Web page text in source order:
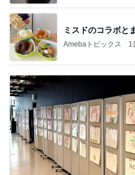
ミスドのコラボと
Amebaトピックス 1